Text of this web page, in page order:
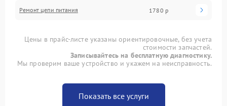
Ремонт цепи питания 1780 р
Цены в прайс-листе указаны ориентировочные, без учета
стоимости запчастей.
Записывайтесь на бесплатную диагностику.
Мы проверим ваше устройство и укажем на неисправность.
Показать все услуги